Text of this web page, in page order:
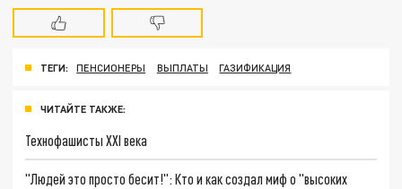
ТЕГИ: ПЕНСИОНЕРЫ ВЫПЛАТЫ ГАЗИФИКАЦИЯ
ЧИТАЙТЕ ТАКЖЕ:
Технофашисты XXI века
"Людей это просто бесит!": Кто и как создал миф о "высоких